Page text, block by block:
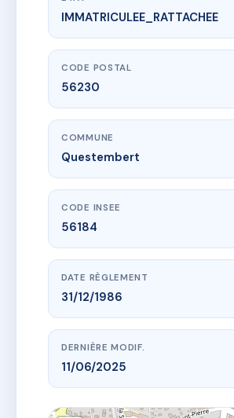
www.vme.plus/AE5828900
Résidence cadoudal
2 r cadoudal56230 Questembert
IMMATRICULEE_RATTACHEE
CODE POSTAL
56230
COMMUNE
Questembert
CODE INSEE
56184
DATE RÈGLEMENT
31/12/1986
DERNIÈRE MODIF.
11/06/2025